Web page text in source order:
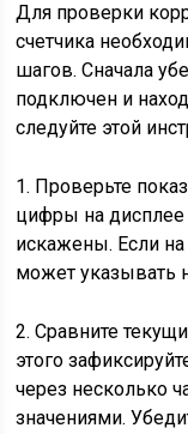
Для проверки
счетчика
шагов. Сначала
подключен и
следуйте этой
1. Проверьте
цифры на дисплее
искажены. Если
может указывать
2. Сравните
этого
через несколько
значениями.